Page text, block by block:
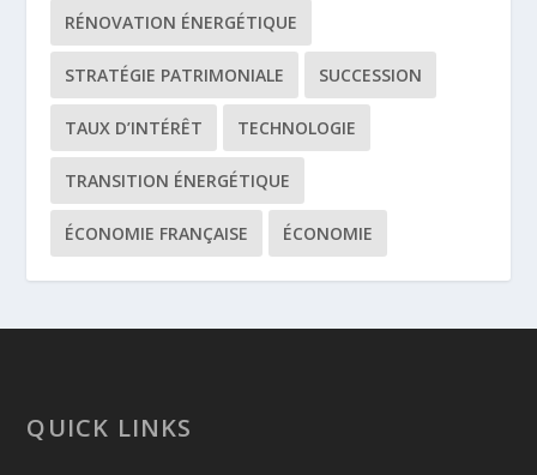
RÉNOVATION ÉNERGÉTIQUE
STRATÉGIE PATRIMONIALE SUCCESSION
TAUX D’INTÉRÊT TECHNOLOGIE
TRANSITION ÉNERGÉTIQUE
ÉCONOMIE FRANÇAISE ÉCONOMIE
QUICK LINKS